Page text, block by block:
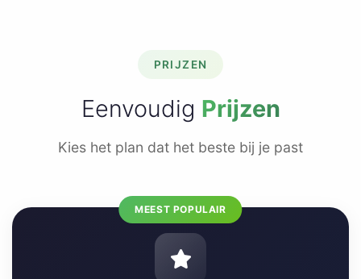
PRIJZEN
Eenvoudig Prijzen
Kies het plan dat het beste bij je past
MEEST POPULAIR